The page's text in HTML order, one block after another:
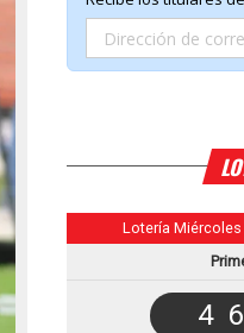
Lotería